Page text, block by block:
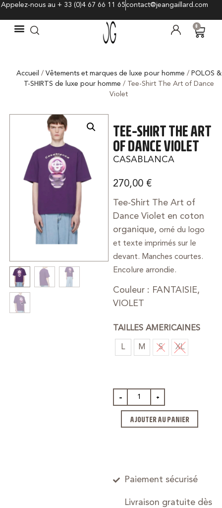
Appelez-nous au + 33 (0)4 67 66 11 65contact@jeangaillard.com
0
Accueil / Vêtements et marques de luxe pour homme / POLOS &
T-SHIRTS de luxe pour homme / Tee-Shirt The Art of Dance
Violet
TEE-SHIRT THE ART
OF DANCE VIOLET
CASABLANCA
270,00€
Tee-Shirt The Art of
Dance Violet en coton
organique,orné du logo
et texte imprimés sur le
devant. Manches courtes.
Encolure arrondie.
Couleur : FANTAISIE,
VIOLET
TAILLES AMERICAINES
L M S XL
- +
AJOUTER AU PANIER
Paiement sécurisé
Livraison gratuite dès